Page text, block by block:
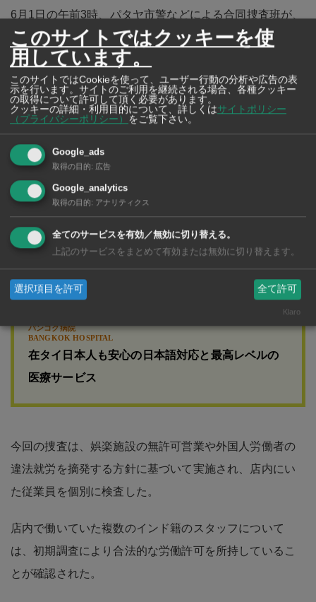
6月1日の午前3時、パタヤ市警などによる合同捜査班が、
パタヤ市のウォーキングストリートで人気のインド系娯
楽施設「BADSHAH CLUB」へ立ち入り検査に入った。
広告
バンコク病院
BANGKOK HOSPITAL
在タイ日本人も安心の日本語対応と最高レベルの
医療サービス
今回の捜査は、娯楽施設の無許可営業や外国人労働者の
違法就労を摘発する方針に基づいて実施され、店内にい
た従業員を個別に検査した。
店内で働いていた複数のインド籍のスタッフについて
は、初期調査により合法的な労働許可を所持しているこ
とが確認された。
このサイトではクッキーを使
用しています。
このサイトではCookieを使って、ユーザー行動の分析や広告の表
示を行います。サイトのご利用を継続される場合、各種クッキー
の取得について許可して頂く必要があります。
クッキーの詳細・利用目的について、詳しくはサイトポリシー
（プライバシーポリシー）
をご覧下さい。
Google_ads
取得の目的: 広告
Google_analytics
取得の目的: アナリティクス
全てのサービスを有効／無効に切り替える。
上記のサービスをまとめて有効または無効に切り替えます。
選択項目を許可 全て許可
Klaro